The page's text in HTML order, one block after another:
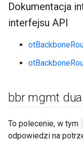
Dokumentacja
interfejsu API
bbr mgmt dua
To polecenie, w tym
odpowiedzi na